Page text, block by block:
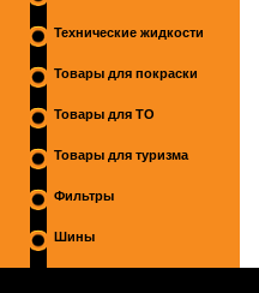
Технические жидкости
Товары для покраски
Товары для ТО
Товары для туризма
Фильтры
Шины